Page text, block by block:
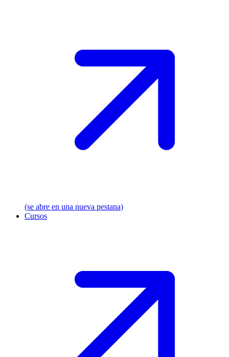
(se abre en una nueva pestana)
Cursos